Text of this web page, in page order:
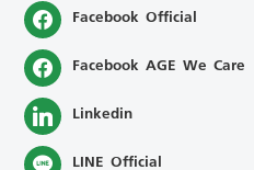
Facebook Official
Facebook AGE We Care
Linkedin
LINE Official